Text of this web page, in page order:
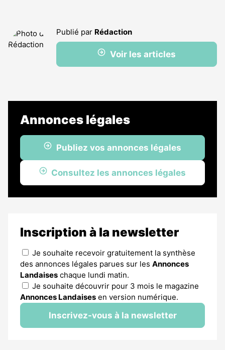
Publié par Rédaction
Voir les articles
Annonces légales
Publiez vos annonces légales
Consultez les annonces légales
Inscription à la newsletter
Je souhaite recevoir gratuitement la synthèse
des annonces légales parues sur les Annonces
Landaises chaque lundi matin.
Je souhaite découvrir pour 3 mois le magazine
Annonces Landaises en version numérique.
Inscrivez-vous à la newsletter